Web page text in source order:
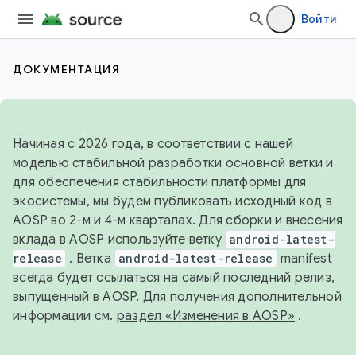
Войти
ДОКУМЕНТАЦИЯ
Начиная с 2026 года, в соответствии с нашей
моделью стабильной разработки основной ветки и
для обеспечения стабильности платформы для
экосистемы, мы будем публиковать исходный код в
AOSP во 2-м и 4-м кварталах. Для сборки и внесения
вклада в AOSP используйте ветку android-latest-
release . Ветка android-latest-release manifest
всегда будет ссылаться на самый последний релиз,
выпущенный в AOSP. Для получения дополнительной
информации см. раздел «Изменения в AOSP» .